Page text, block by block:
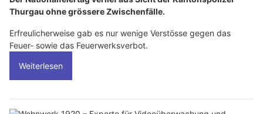
Thurgau ohne grössere Zwischenfälle.
Erfreulicherweise gab es nur wenige Verstösse gegen das
Feuer- sowie das Feuerwerksverbot.
Weiterlesen